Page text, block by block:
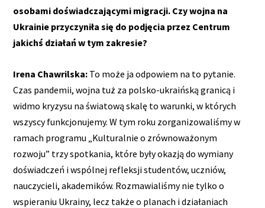
osobami doświadczającymi migracji. Czy wojna na
Ukrainie przyczyniła się do podjęcia przez Centrum
jakichś działań w tym zakresie?
Irena Chawrilska: To może ja odpowiem na to pytanie.
Czas pandemii, wojna tuż za polsko-ukraińską granicą i
widmo kryzysu na światową skalę to warunki, w których
wszyscy funkcjonujemy. W tym roku zorganizowaliśmy w
ramach programu „Kulturalnie o zrównoważonym
rozwoju” trzy spotkania, które były okazją do wymiany
doświadczeń i wspólnej refleksji studentów, uczniów,
nauczycieli, akademików. Rozmawialiśmy nie tylko o
wspieraniu Ukrainy, lecz także o planach i działaniach